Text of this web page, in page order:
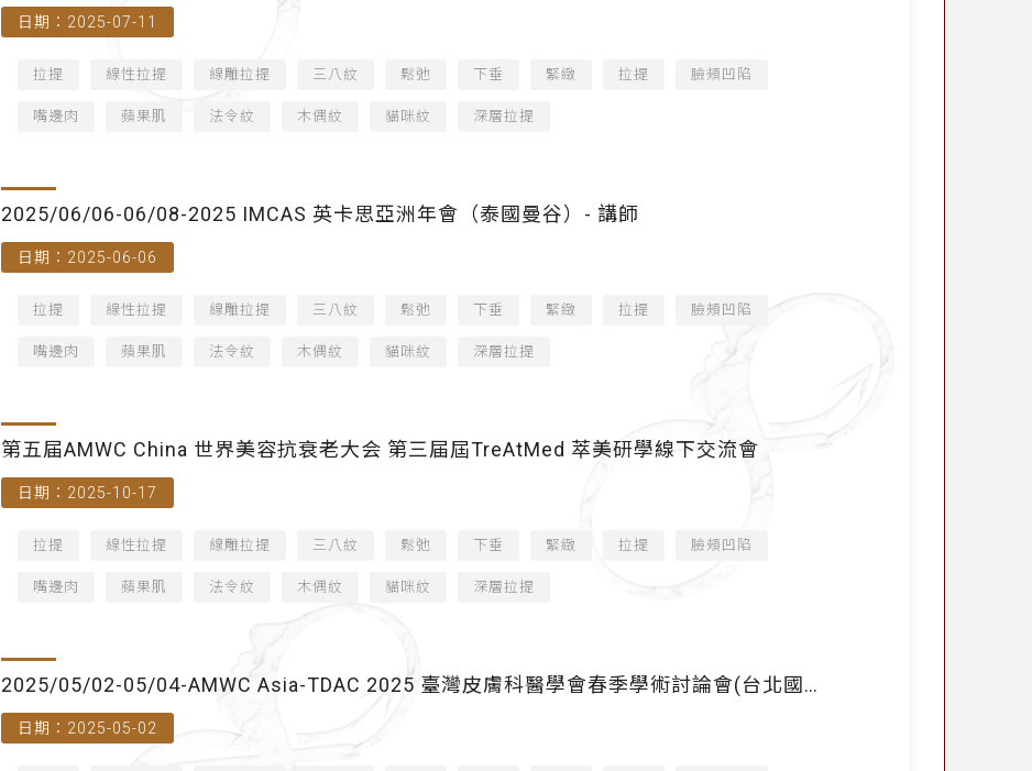
日期：2025-07-11
拉提 線性拉提 線雕拉提 三八紋 鬆弛 下垂 緊緻 拉提 臉頰凹陷
嘴邊肉 蘋果肌 法令紋 木偶紋 貓咪紋 深層拉提
2025/06/06-06/08-2025 IMCAS 英卡思亞洲年會（泰國曼谷）- 講師
日期：2025-06-06
拉提 線性拉提 線雕拉提 三八紋 鬆弛 下垂 緊緻 拉提 臉頰凹陷
嘴邊肉 蘋果肌 法令紋 木偶紋 貓咪紋 深層拉提
第五届AMWC China 世界美容抗衰老大会 第三届屆TreAtMed 萃美研學線下交流會
日期：2025-10-17
拉提 線性拉提 線雕拉提 三八紋 鬆弛 下垂 緊緻 拉提 臉頰凹陷
嘴邊肉 蘋果肌 法令紋 木偶紋 貓咪紋 深層拉提
2025/05/02-05/04-AMWC Asia-TDAC 2025 臺灣皮膚科醫學會春季學術討論會(台北國際
會議中心)-講師
日期：2025-05-02